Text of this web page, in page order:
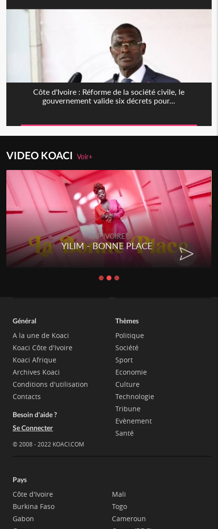
Côte d'Ivoire : Réforme de la société civile, le
gouvernement valide six décrets pour...
VIDEO KOACIVoir+
RAP IVOIRE
YILIM - BONNE PLACE
Général
A la une de Koaci
Koaci Côte d'Ivoire
Koaci Afrique
Archives Koaci
Conditions d'utilisation
Contacts
Besoin d'aide ?
Se Connecter
© 2008 - 2022 KOACI.COM
Thèmes
Politique
Société
Sport
Economie
Culture
Technologie
Tribune
Evènement
Santé
Pays
Côte d'Ivoire
Burkina Faso
Gabon
Mali
Togo
Cameroun